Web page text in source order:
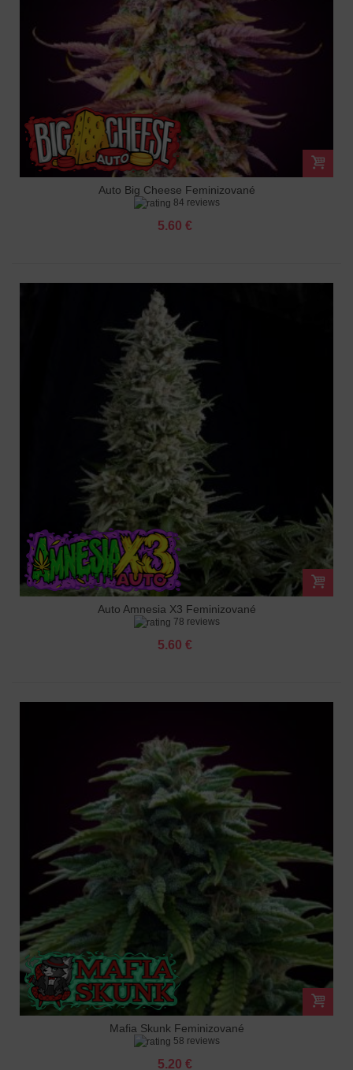
Auto Big Cheese Feminizované
84 reviews
5.60 €
Auto Amnesia X3 Feminizované
78 reviews
5.60 €
Mafia Skunk Feminizované
58 reviews
5.20 €